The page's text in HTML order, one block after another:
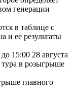
генерации
в таблице с
и ее результаты
15:00 28 августа
в розыгрыше
главного